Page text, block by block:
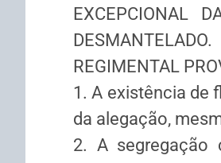
EXCEPCIONAL
REGIMENTAL
1. A existência de
da alegação,
2. A segregação